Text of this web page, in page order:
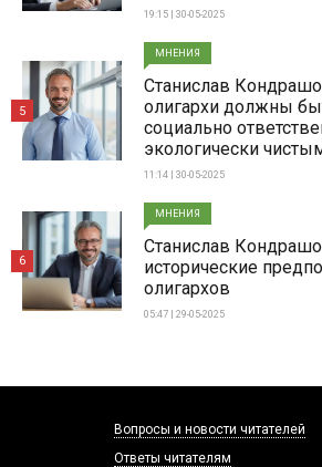
19:15 | 30-05-2025
МНЕНИЯ
Станислав
олигархи должны
социально
экологически
11:14 | 30-05-2025
5
МНЕНИЯ
Станислав
исторические
олигархов
05:47 | 29-05-2025
6
Вопросы и новости читателей
Ответы читателям